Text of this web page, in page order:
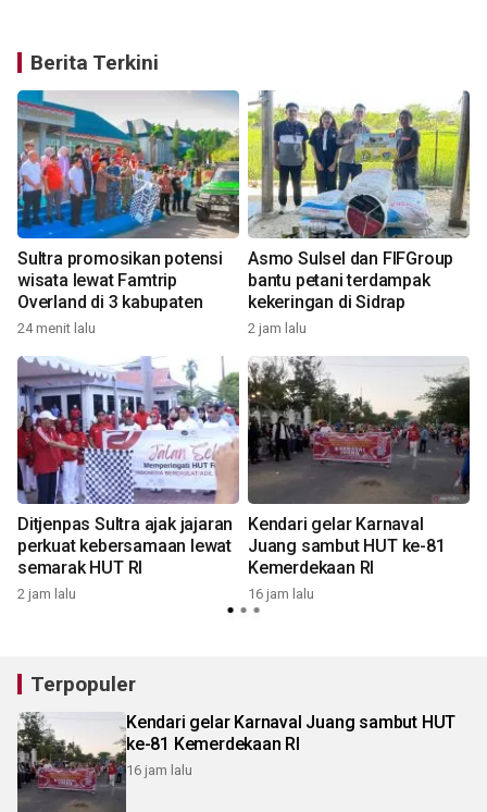
Berita Terkini
Sultra promosikan potensi
wisata lewat Famtrip
Overland di 3 kabupaten
24 menit lalu
Asmo Sulsel dan FIFGroup
bantu petani terdampak
kekeringan di Sidrap
2 jam lalu
Ditjenpas Sultra ajak jajaran
perkuat kebersamaan lewat
semarak HUT RI
2 jam lalu
Kendari gelar Karnaval
Juang sambut HUT ke-81
Kemerdekaan RI
16 jam lalu
Terpopuler
Kendari gelar Karnaval Juang sambut HUT
ke-81 Kemerdekaan RI
16 jam lalu